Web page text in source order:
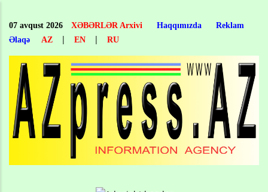
main
content
07 avqust 2026 XƏBƏRLƏR Arxivi Haqqımızda
Reklam
Əlaqə
AZ | EN | RU